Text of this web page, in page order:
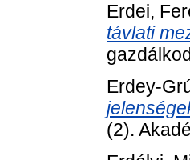
Erdei,
távlati
Erdey-
(2).